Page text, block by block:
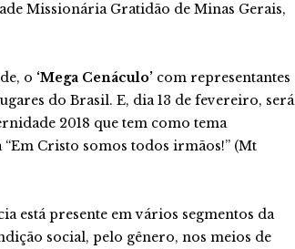
Missionária Gratidão de Minas Gerais,
o ‘Mega Cenáculo’ com representantes
do Brasil. E, dia 13 de fevereiro, será
2018 que tem como tema
Cristo somos todos irmãos!” (Mt
está presente em vários segmentos da
social, pelo gênero, nos meios de